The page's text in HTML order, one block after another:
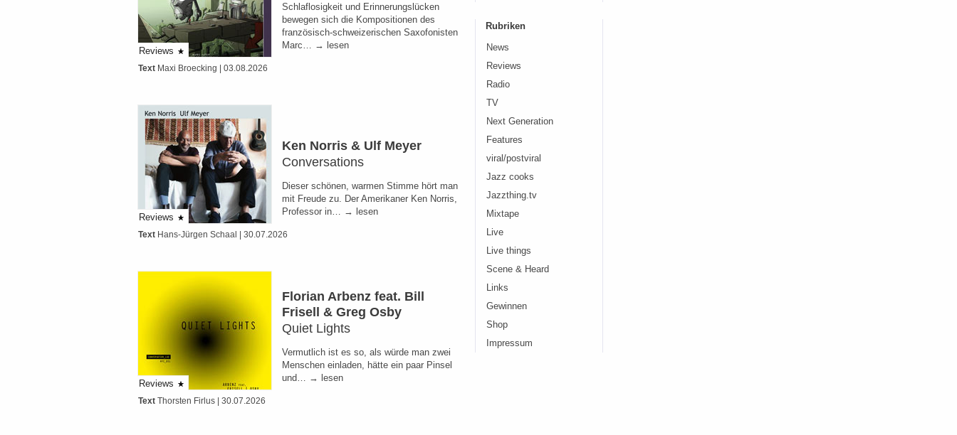
Reviews
Schlaflosigkeit und Erinnerungslücken
bewegen sich die Kompositionen des
französisch-schweizerischen Saxofonisten
Marc… → lesen
Text Maxi Broecking | 03.08.2026
Reviews
Ken Norris & Ulf Meyer
Conversations
Dieser schönen, warmen Stimme hört man
mit Freude zu. Der Amerikaner Ken Norris,
Professor in… → lesen
Text Hans-Jürgen Schaal | 30.07.2026
Reviews
Florian Arbenz feat. Bill
Frisell & Greg Osby
Quiet Lights
Vermutlich ist es so, als würde man zwei
Menschen einladen, hätte ein paar Pinsel
und… → lesen
Text Thorsten Firlus | 30.07.2026
Rubriken
News
Reviews
Radio
TV
Next Generation
Features
viral/postviral
Jazz cooks
Jazzthing.tv
Mixtape
Live
Live things
Scene & Heard
Links
Gewinnen
Shop
Impressum